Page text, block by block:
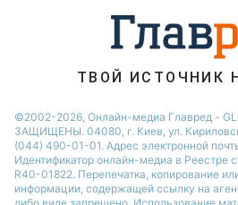
София Ротару
Ольга Сумская
ТВОЙ ИСТОЧНИК
©2002-2026, Онлайн-медиа Главред -
ЗАЩИЩЕНЫ. 04080, г. Киев, ул.
(044) 490-01-01. Адрес электронной
Идентификатор онлайн-медиа в Реестре
R40-01822. Перепечатка, копирование
информации, содержащей ссылку на